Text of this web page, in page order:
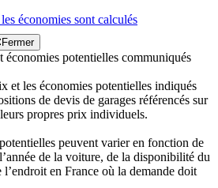
économies sont calculés
Fermer
potentielles communiqués
et les économies potentielles indiqués
de devis de garages référencés sur
propres prix individuels.
peuvent varier en fonction de
de la voiture, de la disponibilité du
l’endroit en France où la demande doit